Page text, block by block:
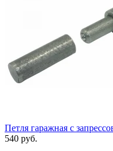
Петля гаражная с
540 руб.